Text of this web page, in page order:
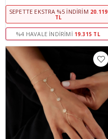
SEPETTE EKSTRA %5 İNDIRIM 20.119
TL
%4 HAVALE İNDIRIMI 19.315 TL